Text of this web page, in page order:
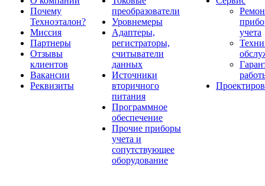
Почему
Техноэталон?
Миссия
Партнеры
Отзывы
клиентов
Вакансии
Реквизиты
преобразователи
Уровнемеры
Адаптеры,
регистраторы,
считыватели
данных
Источники
вторичного
питания
Программное
обеспечение
Прочие приборы
учета и
сопутствующее
оборудование
учета